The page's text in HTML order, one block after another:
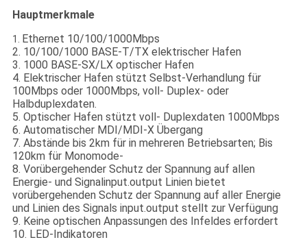
Hauptmerkmale
1. Ethernet 10/100/1000Mbps
2. 10/100/1000 BASE-T/TX elektrischer Hafen
3. 1000 BASE-SX/LX optischer Hafen
4. Elektrischer Hafen stützt Selbst-Verhandlung für
100Mbps oder 1000Mbps, voll- Duplex- oder
Halbduplexdaten.
5. Optischer Hafen stützt voll- Duplexdaten 1000Mbps
6. Automatischer MDI/MDI-X Übergang
7. Abstände bis 2km für in mehreren Betriebsarten; Bis
120km für Monomode-
8. Vorübergehender Schutz der Spannung auf allen
Energie- und Signalinput.output Linien bietet
vorübergehenden Schutz der Spannung auf aller Energie
und Linien des Signals input.output stellt zur Verfügung
9. Keine optischen Anpassungen des Infeldes erfordert
10. LED-Indikatoren